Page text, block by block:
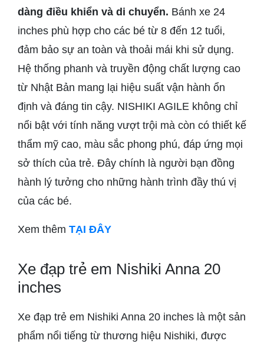
dàng điều khiển và di chuyển. Bánh xe 24
inches phù hợp cho các bé từ 8 đến 12 tuổi,
đảm bảo sự an toàn và thoải mái khi sử dụng.
Hệ thống phanh và truyền động chất lượng cao
từ Nhật Bản mang lại hiệu suất vận hành ổn
định và đáng tin cậy. NISHIKI AGILE không chỉ
nổi bật với tính năng vượt trội mà còn có thiết kế
thẩm mỹ cao, màu sắc phong phú, đáp ứng mọi
sở thích của trẻ. Đây chính là người bạn đồng
hành lý tưởng cho những hành trình đầy thú vị
của các bé.
Xem thêm TẠI ĐÂY
Xe đạp trẻ em Nishiki Anna 20
inches
Xe đạp trẻ em Nishiki Anna 20 inches là một sản
phẩm nổi tiếng từ thương hiệu Nishiki, được